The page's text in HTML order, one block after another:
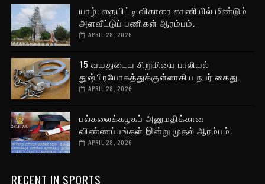
யாழ். தையிட்டி விகாரை காணியில் மீண்டும்
அளவீட்டுப் பணிகள் ஆரம்பம்.
APRIL 28, 2026
15 வயதுடைய சிறுமியை பாலியல்
துஷ்பிரயோகத்துக்குள்ளாகிய நபர் கைது.
APRIL 28, 2026
பல்கலைக்கழகப் அனுமதிக்கான
விண்ணப்பங்கள் இன்று முதல் ஆரம்பம்.
APRIL 28, 2026
RECENT IN SPORTS